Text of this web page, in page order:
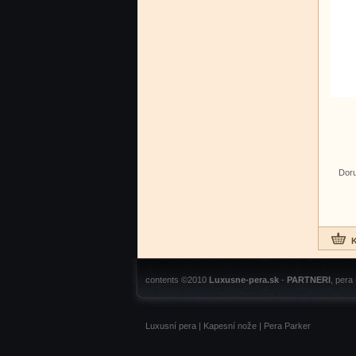
contents ©2010 Luxusne-pera.sk - PARTNERI ,
Luxusní pera | Kapesní nože | Pera Parker